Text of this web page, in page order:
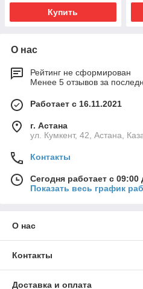
Купить
О нас
Рейтинг не сформирован
Менее 5 отзывов за
Работает с 16.11.2021
г. Астана
ул. Кумкент, 42, Астана,
Контакты
Сегодня работает с 09:00
Показать весь график
О нас
Контакты
Доставка и оплата